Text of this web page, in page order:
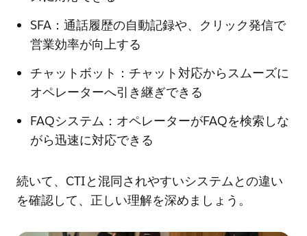
SFA：通話履歴の自動記録や、クリック発信で
営業効率が向上する
チャットボット：チャット対応からスムーズに
オペレーターへ引き継ぎできる
FAQシステム：オペレーターがFAQを検索しな
がら迅速に対応できる
続いて、CTIと混同されやすいシステムとの違い
を確認して、正しい理解を深めましょう。